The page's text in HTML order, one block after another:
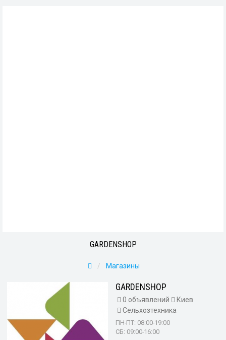
GARDENSHOP
Магазины
GARDENSHOP
0 объявлений
Киев
Сельхозтехника
ПН-ПТ: 08:00-19:00
СБ: 09:00-16:00